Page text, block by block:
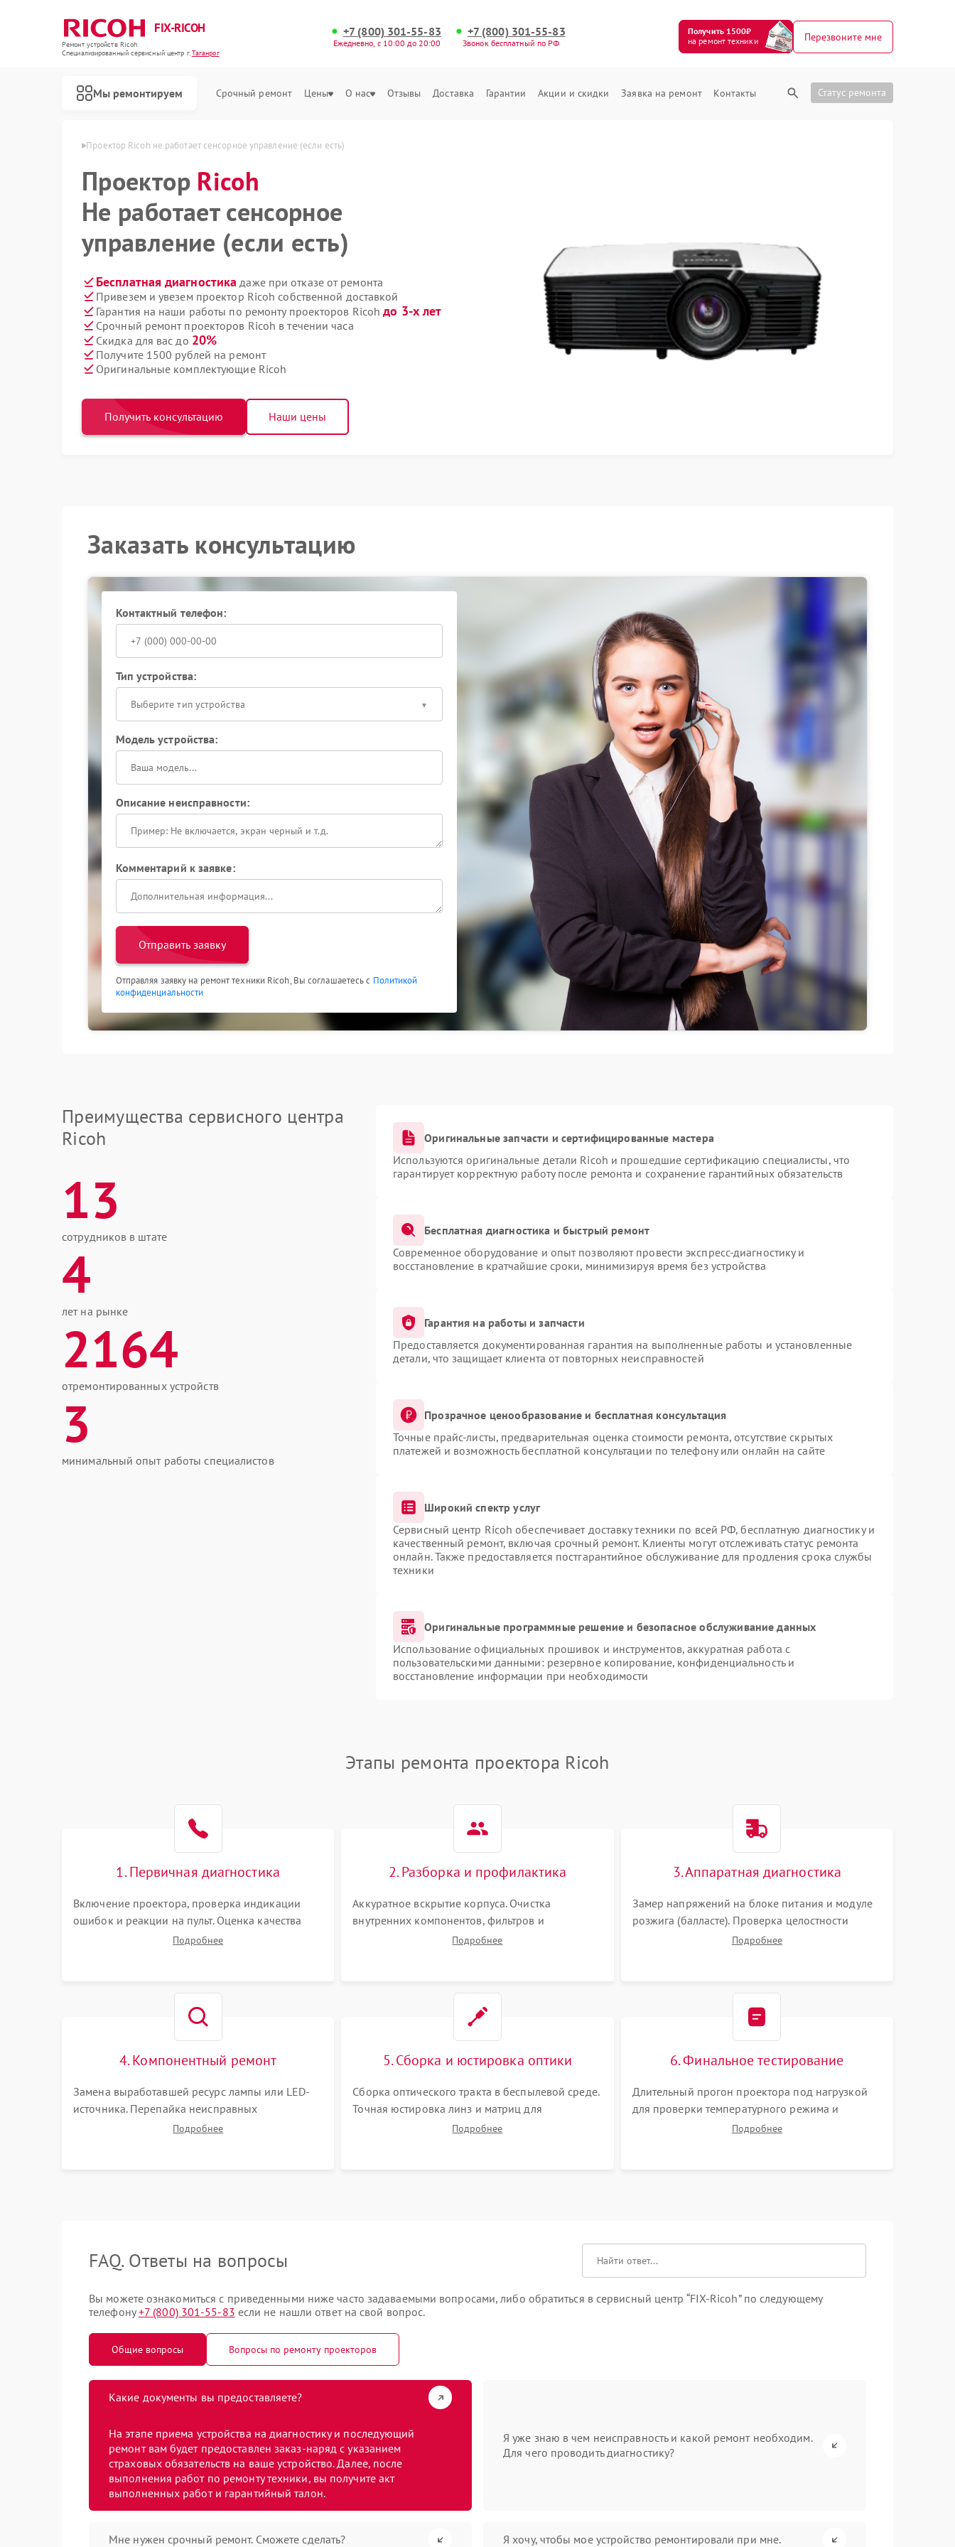
FIX-RICOH
Ремонт устройств Ricoh
Специализированный cервисный центр г.Таганрог
+7 (800) 301-55-83
Ежедневно, с 10:00 до 20:00
+7 (800) 301-55-83
Звонок бесплатный по РФ
Получить 1500₽
на ремонт техники
Перезвоните мне
Мы ремонтируем Срочный ремонт Цены О нас Отзывы Доставка Гарантии Акции и скидки Заявка на ремонт Контакты Статус ремонта
Ricoh в Таганроге Проектор Ricoh не работает сенсорное управление (если есть)
Проектор Ricoh
Не работает сенсорное
управление (если есть)
Бесплатная диагностика даже при отказе от ремонта
Привезем и увезем проектор Ricoh собственной доставкой
Гарантия на наши работы по ремонту проекторов Ricohдо 3-х лет
Срочный ремонт проекторов Ricoh в течении часа
Скидка для вас до 20%
Получите 1500 рублей на ремонт
Оригинальные комплектующие Ricoh
Получить консультацию Наши цены
Заказать консультацию
Контактный телефон:
Тип устройства:
Выберите тип устройства
Модель устройства:
Описание неисправности:
Комментарий к заявке:
Отправить заявку
Отправляя заявку на ремонт техники Ricoh, Вы соглашаетесь с Политикой
конфиденциальности
Преимущества сервисного центра
Ricoh
13
сотрудников в штате
4
лет на рынке
2164
отремонтированных устройств
3
минимальный опыт работы специалистов
Оригинальные запчасти и сертифицированные мастера
Используются оригинальные детали Ricoh и прошедшие сертификацию специалисты, что
гарантирует корректную работу после ремонта и сохранение гарантийных обязательств
Бесплатная диагностика и быстрый ремонт
Современное оборудование и опыт позволяют провести экспресс-диагностику и
восстановление в кратчайшие сроки, минимизируя время без устройства
Гарантия на работы и запчасти
Предоставляется документированная гарантия на выполненные работы и установленные
детали, что защищает клиента от повторных неисправностей
Прозрачное ценообразование и бесплатная консультация
Точные прайс-листы, предварительная оценка стоимости ремонта, отсутствие скрытых
платежей и возможность бесплатной консультации по телефону или онлайн на сайте
Широкий спектр услуг
Сервисный центр Ricoh обеспечивает доставку техники по всей РФ, бесплатную диагностику и
качественный ремонт, включая срочный ремонт. Клиенты могут отслеживать статус ремонта
онлайн. Также предоставляется постгарантийное обслуживание для продления срока службы
техники
Оригинальные программные решение и безопасное обслуживание данных
Использование официальных прошивок и инструментов, аккуратная работа с
пользовательскими данными: резервное копирование, конфиденциальность и
восстановление информации при необходимости
Этапы ремонта проектора Ricoh
1. Первичная диагностика
Включение проектора, проверка индикации
ошибок и реакции на пульт. Оценка качества
проекции, яркости лампы, наличия артефактов
Подробнее
2. Разборка и профилактика
Аккуратное вскрытие корпуса. Очистка
внутренних компонентов, фильтров и
вентиляторов от накопившейся пыли.
Подробнее
3. Аппаратная диагностика
Замер напряжений на блоке питания и модуле
розжига (балласте). Проверка целостности
цветового колеса (DLP) или поляризаторов (LCD).
Подробнее
4. Компонентный ремонт
Замена выработавшей ресурс лампы или LED-
источника. Перепайка неисправных
компонентов на платах. Замена DMD-чипа при
Подробнее
5. Сборка и юстировка оптики
Сборка оптического тракта в беспылевой среде.
Точная юстировка линз и матриц для
правильного сведения цветов и устранения
Подробнее
6. Финальное тестирование
Длительный прогон проектора под нагрузкой
для проверки температурного режима и
отсутствия перегрева. Оценка фокуса,
Подробнее
FAQ. Ответы на вопросы
Вы можете ознакомиться с приведенными ниже часто задаваемыми вопросами, либо обратиться в сервисный центр “FIX-Ricoh” по следующему
телефону+7 (800) 301-55-83 если не нашли ответ на свой вопрос.
Общие вопросы Вопросы по ремонту проекторов
Какие документы вы предоставляете?
На этапе приема устройства на диагностику и последующий
ремонт вам будет предоставлен заказ-наряд с указанием
страховых обязательств на ваше устройство. Далее, после
выполнения работ по ремонту техники, вы получите акт
выполненных работ и гарантийный талон.
Я уже знаю в чем неисправность и какой ремонт необходим.
Для чего проводить диагностику?
Мне нужен срочный ремонт. Сможете сделать? Я хочу, чтобы мое устройство ремонтировали при мне.